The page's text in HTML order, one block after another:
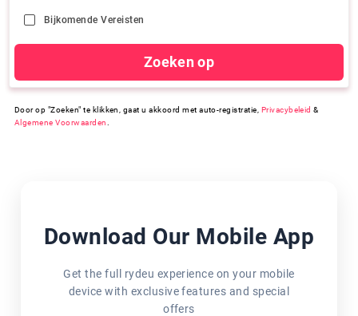
Bijkomende Vereisten
Zoeken op
Door op "Zoeken" te klikken, gaat u akkoord met auto-registratie, Privacybeleid &
Algemene Voorwaarden
Download Our Mobile App
Get the full rydeu experience on your mobile
device with exclusive features and special
offers